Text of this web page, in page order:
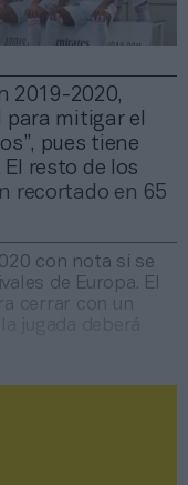
2019-2020,
para mitigar el
pues tiene
resto de los
recortado en 65
con nota si se
de Europa. El
cerrar con un